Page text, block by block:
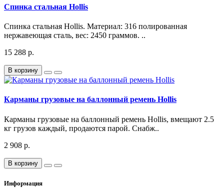
Спинка стальная Hollis
Спинка стальная Hollis. Материал: 316 полированная
нержавеющая сталь, вес: 2450 граммов. ..
15 288 р.
В корзину
Карманы грузовые на баллонный ремень Hollis
Карманы грузовые на баллонный ремень Hollis, вмещают 2.5
кг грузов каждый, продаются парой. Снабж..
2 908 р.
В корзину
Информация